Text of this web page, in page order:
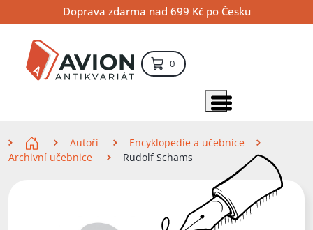
na
obsah
na
navigaci
na
vyhledávání
Doprava zdarma nad 699 Kč po Česku
0položek – košík
Zobrazit položky menu
Autoři
Encyklopedie a učebnice
Archivní učebnice
Rudolf Schams